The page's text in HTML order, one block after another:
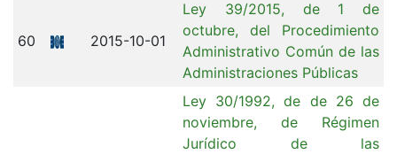
60 2015-10-01
Ley 39/2015, de 1 de
octubre, del Procedimiento
Administrativo Común de las
Administraciones Públicas
Ley 30/1992, de de 26 de
noviembre, de Régimen
Jurídico de las